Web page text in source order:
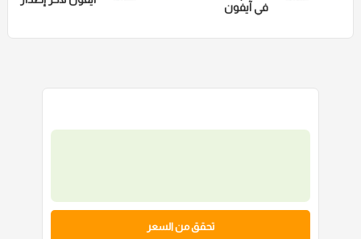
في آيفون
تحقق من السعر